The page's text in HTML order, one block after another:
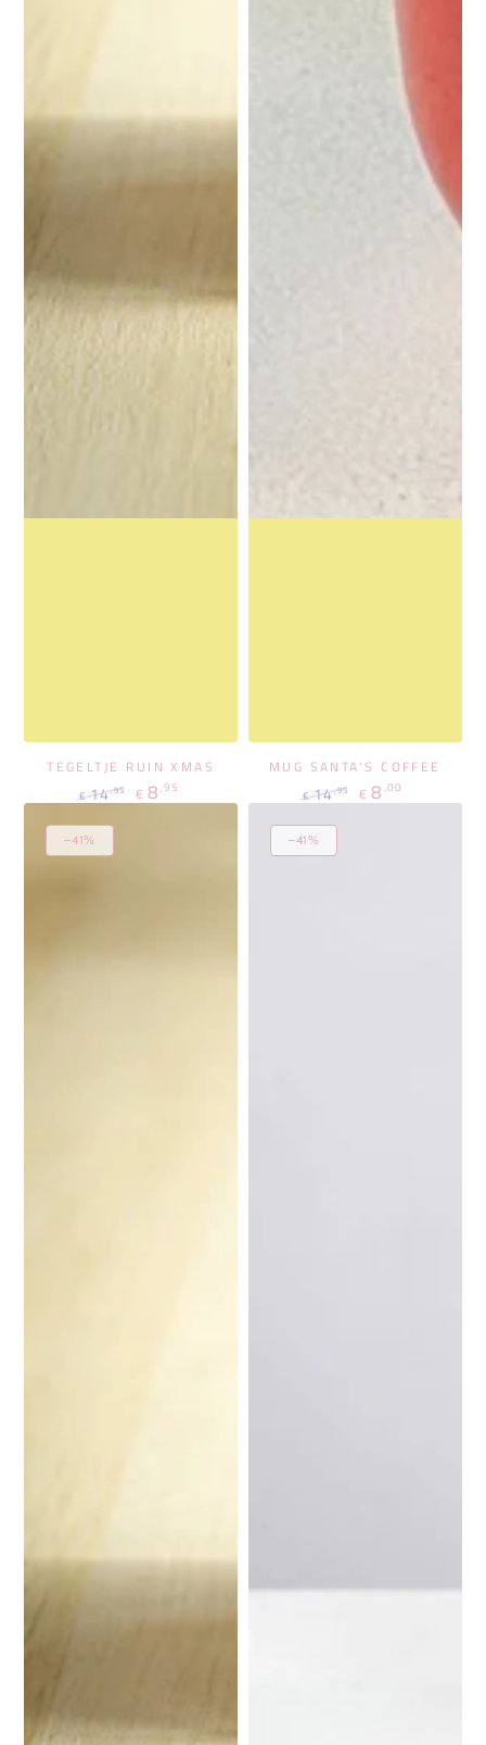
TEGELTJE RUIN XMAS
Regulärer
Preis
€ 14,95
Verkaufspreis
€ 8,95
MUG SANTA'S COFFEE
Regulärer
Preis
€ 14,95
Verkaufspreis
€ 8 ,00
–41% –41%